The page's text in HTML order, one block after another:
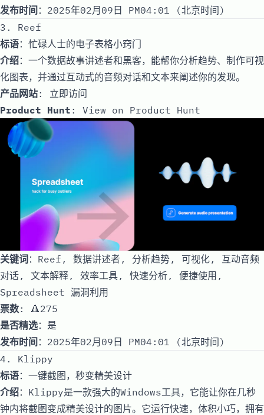
发布时间 ：2025年02月09日 PM04:01 (北京时间)
3. Reef
标语：忙碌人士的电子表格小窍门
介绍：一个数据故事讲述者和黑客，能帮你分析趋势、制作可视
化图表，并通过互动式的音频对话和文本来阐述你的发现。
产品网站: 立即访问
Product Hunt : View on Product Hunt
关键词：Reef, 数据讲述者, 分析趋势, 可视化, 互动音频
对话, 文本解释, 效率工具, 快速分析, 便捷使用,
Spreadsheet 漏洞利用
票数: 🔺275
是否精选：是
发布时间 ：2025年02月09日 PM04:01 (北京时间)
4. Klippy
标语：一键截图，秒变精美设计
介绍：Klippy是一款强大的Windows工具，它能让你在几秒
钟内将截图变成精美设计的图片。它运行快速，体积小巧，拥有